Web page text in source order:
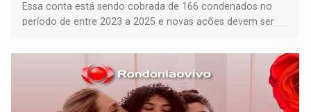
Essa conta está sendo cobrada de 166 condenados no
período de entre 2023 a 2025 e novas ações devem ser